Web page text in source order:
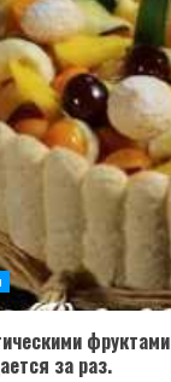
фруктами
за раз.